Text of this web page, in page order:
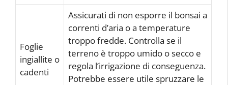
Foglie
ingiallite o
cadenti
Assicurati di non esporre il bonsai a
correnti d’aria o a temperature
troppo fredde. Controlla se il
terreno è troppo umido o secco e
regola l’irrigazione di conseguenza.
Potrebbe essere utile spruzzare le